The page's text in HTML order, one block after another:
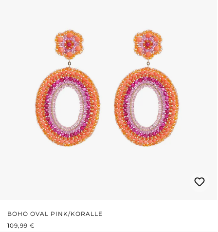
BOHO OVAL PINK/KORALLE
REGULÄRER PREIS:
109,99 €